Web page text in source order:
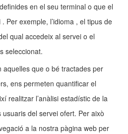
en el seu terminal o que el
Per exemple, l’idioma , el tipus de
qual accedeix al servei o el
seleccionat.
aquelles que o bé tractades per
ens permeten quantificar el
realitzar l’anàlisi estadístic de la
usuaris del servei ofert. Per això
a la nostra pàgina web per